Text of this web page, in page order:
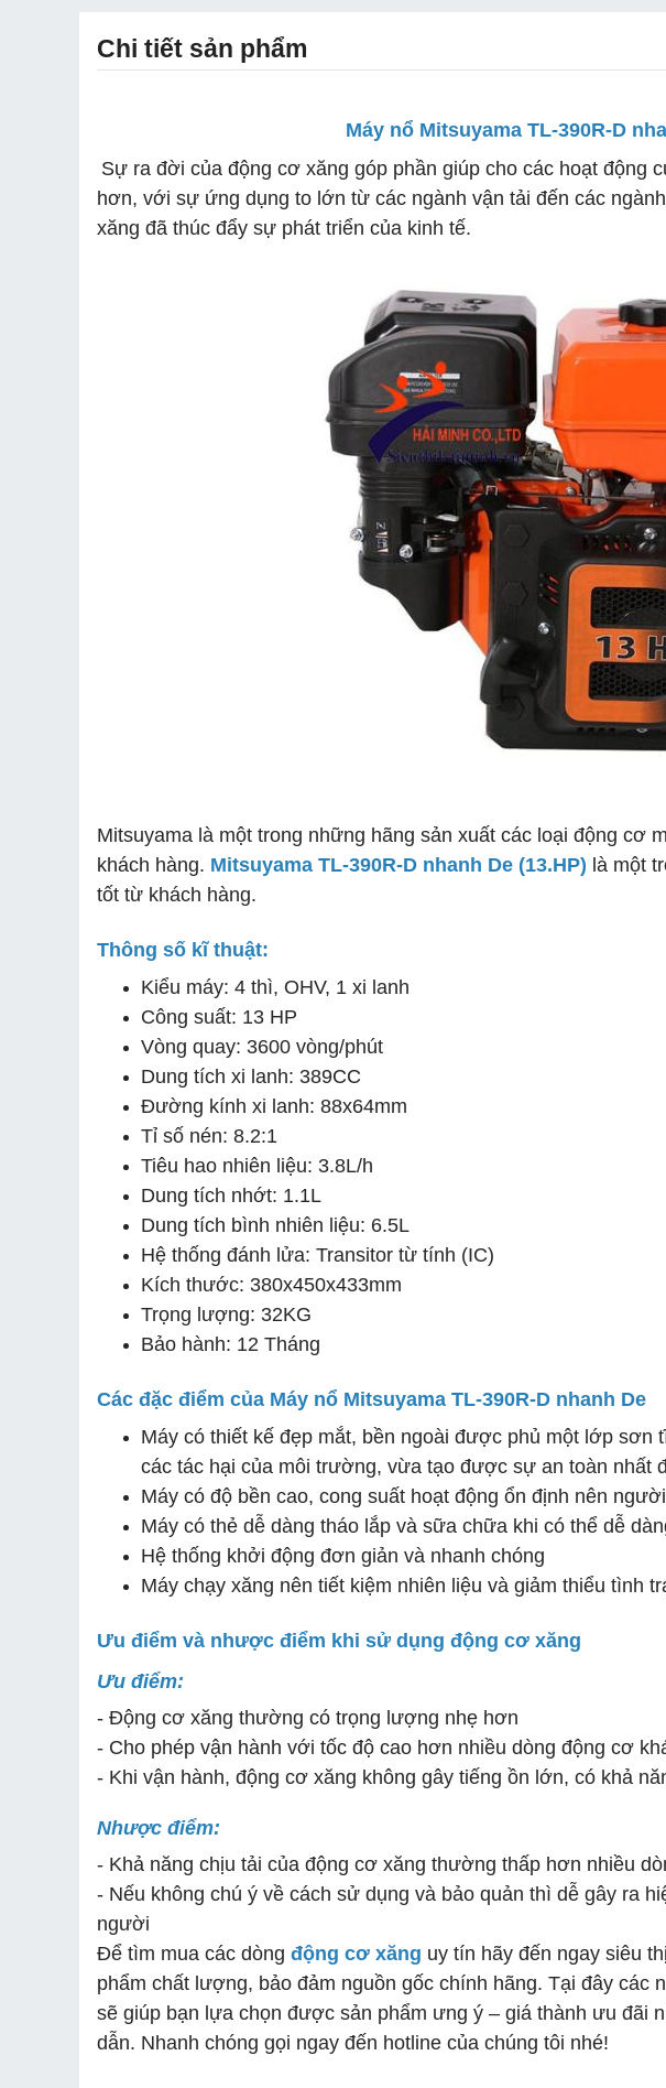
Chi tiết sản phẩm
Máy nổ Mitsuyama TL-390R-D
Sự ra đời của động cơ xăng góp phần giúp cho các hoạt động
hơn, với sự ứng dụng to lớn từ các ngành vận tải đến các
xăng đã thúc đẩy sự phát triển của kinh tế.
Mitsuyama là một trong những hãng sản xuất các loại động cơ
khách hàng. Mitsuyama TL-390R-D nhanh De (13.HP) là một
tốt từ khách hàng.
Thông số kĩ thuật:
Kiểu máy: 4 thì, OHV, 1 xi lanh
Công suất: 13 HP
Vòng quay: 3600 vòng/phút
Dung tích xi lanh: 389CC
Đường kính xi lanh: 88x64mm
Tỉ số nén: 8.2:1
Tiêu hao nhiên liệu: 3.8L/h
Dung tích nhớt: 1.1L
Dung tích bình nhiên liệu: 6.5L
Hệ thống đánh lửa: Transitor từ tính (IC)
Kích thước: 380x450x433mm
Trọng lượng: 32KG
Bảo hành: 12 Tháng
Các đặc điểm của Máy nổ Mitsuyama TL-390R-D nhanh De
Máy có thiết kế đẹp mắt, bền ngoài được phủ một lớp sơn
các tác hại của môi trường, vừa tạo được sự an toàn nhất
Máy có độ bền cao, cong suất hoạt động ổn định nên
Máy có thẻ dễ dàng tháo lắp và sữa chữa khi có thể dễ
Hệ thống khởi động đơn giản và nhanh chóng
Máy chạy xăng nên tiết kiệm nhiên liệu và giảm thiểu tình
Ưu điểm và nhược điểm khi sử dụng động cơ xăng
Ưu điểm:
- Động cơ xăng thường có trọng lượng nhẹ hơn
- Cho phép vận hành với tốc độ cao hơn nhiều dòng động cơ
- Khi vận hành, động cơ xăng không gây tiếng ồn lớn, có khả
Nhược điểm:
- Khả năng chịu tải của động cơ xăng thường thấp hơn nhiều
- Nếu không chú ý về cách sử dụng và bảo quản thì dễ gây ra
người
Để tìm mua các dòng động cơ xăng uy tín hãy đến ngay siêu
phẩm chất lượng, bảo đảm nguồn gốc chính hãng. Tại đây các
sẽ giúp bạn lựa chọn được sản phẩm ưng ý – giá thành ưu đãi
dẫn. Nhanh chóng gọi ngay đến hotline của chúng tôi nhé!